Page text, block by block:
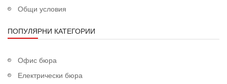
Общи условия
ПОПУЛЯРНИ КАТЕГОРИИ
Офис бюра
Електрически бюра